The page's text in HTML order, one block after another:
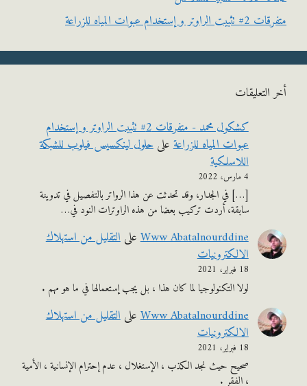
عبوات المياه للزراعة
كشكول محمد - متفرقات 2# تثبيت الراوتر و إستخدام
عبوات المياه للزراعةعلىحلول لينكسيس فيلوب للشبكة
اللاسلكية
[…] في الجدار، وقد تحدثت عن هذا الرواتر بالتفصيل في تدوينة
سابقة، أردت تركيب بعضا من هذه الراوترات النود في…
Www Abatalnourddineعلىالتقليل من استهلاك
الالكترونيات
لولا التكنولوجيا لما كان هذا ، بل يجب إستعمالها في ما هو مهم .
Www Abatalnourddineعلىالتقليل من استهلاك
الالكترونيات
صحيح حيث نجد الكذب ، الإستغلال ، عدم إحترام الإنسانية ، الأمية